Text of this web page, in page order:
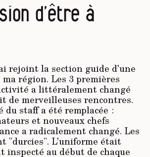
d’être à
rejoint la section guide d’une
région. Les 3 premières
a littéralement changé
de merveilleuses rencontres.
du staff a été remplacée :
et nouveaux chefs
a radicalement changé. Les
"durcies". L’uniforme était
inspecté au début de chaque